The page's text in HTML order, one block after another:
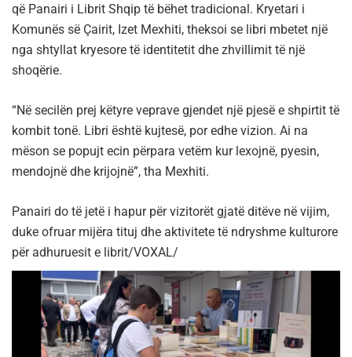
që Panairi i Librit Shqip të bëhet tradicional. Kryetari i
Komunës së Çairit, Izet Mexhiti, theksoi se libri mbetet një
nga shtyllat kryesore të identitetit dhe zhvillimit të një
shoqërie.
“Në secilën prej këtyre veprave gjendet një pjesë e shpirtit të
kombit tonë. Libri është kujtesë, por edhe vizion. Ai na
mëson se popujt ecin përpara vetëm kur lexojnë, pyesin,
mendojnë dhe krijojnë”, tha Mexhiti.
Panairi do të jetë i hapur për vizitorët gjatë ditëve në vijim,
duke ofruar mijëra tituj dhe aktivitete të ndryshme kulturore
për adhuruesit e librit/VOXAL/